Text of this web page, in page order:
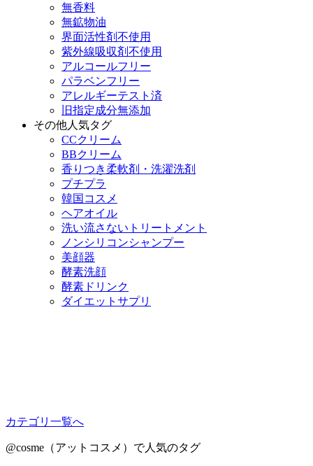
無香料
無鉱物油
界面活性剤不使用
紫外線吸収剤不使用
アルコールフリー
パラベンフリー
アレルギーテスト済
旧指定成分無添加
その他人気タグ
CCクリーム
BBクリーム
香りつき柔軟剤・洗濯洗剤
プチプラ
韓国コスメ
ヘアオイル
洗い流さないトリートメント
ノンシリコンシャンプー
美顔器
酵素洗顔
酵素ドリンク
ダイエットサプリ
カテゴリ一覧へ
@cosme（アットコスメ）で人気のタグ